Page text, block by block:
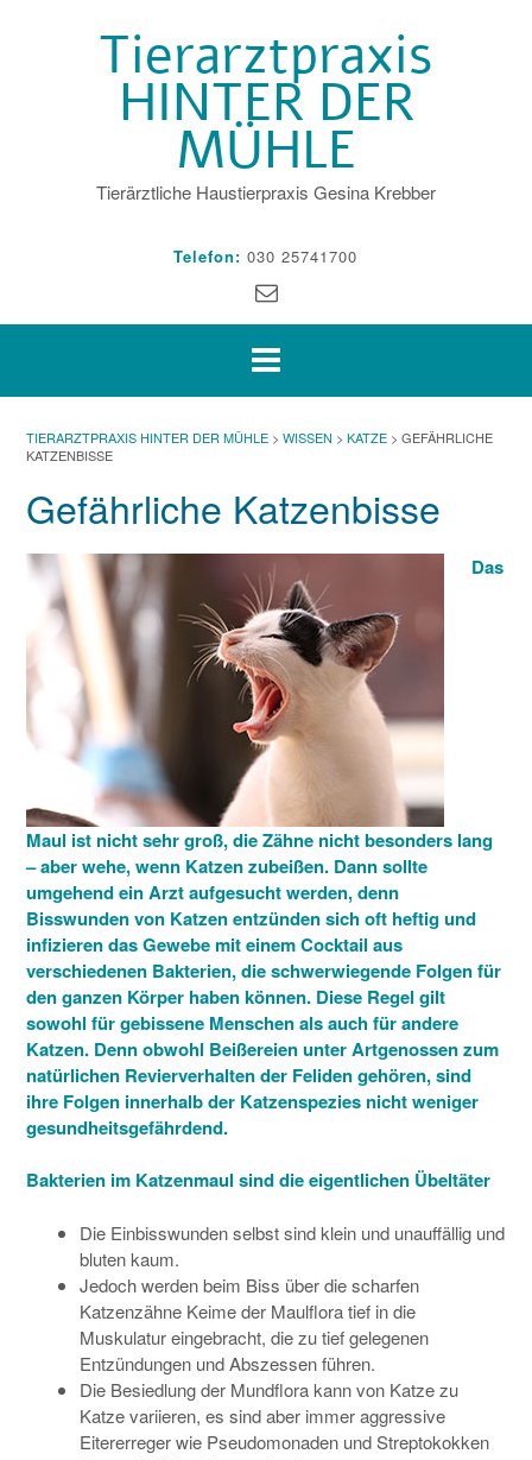
Tierarztpraxis
HINTER DER
MÜHLE
Tierärztliche Haustierpraxis Gesina Krebber
Telefon: 030 25741700
TIERARZTPRAXIS HINTER DER MÜHLE > WISSEN > KATZE > GEFÄHRLICHE
KATZENBISSE
Gefährliche Katzenbisse
Das
Maul ist nicht sehr groß, die Zähne nicht besonders lang
– aber wehe, wenn Katzen zubeißen. Dann sollte
umgehend ein Arzt aufgesucht werden, denn
Bisswunden von Katzen entzünden sich oft heftig und
infizieren das Gewebe mit einem Cocktail aus
verschiedenen Bakterien, die schwerwiegende Folgen für
den ganzen Körper haben können. Diese Regel gilt
sowohl für gebissene Menschen als auch für andere
Katzen. Denn obwohl Beißereien unter Artgenossen zum
natürlichen Revierverhalten der Feliden gehören, sind
ihre Folgen innerhalb der Katzenspezies nicht weniger
gesundheitsgefährdend.
Bakterien im Katzenmaul sind die eigentlichen Übeltäter
Die Einbisswunden selbst sind klein und unauffällig und
bluten kaum.
Jedoch werden beim Biss über die scharfen
Katzenzähne Keime der Maulflora tief in die
Muskulatur eingebracht, die zu tief gelegenen
Entzündungen und Abszessen führen.
Die Besiedlung der Mundflora kann von Katze zu
Katze variieren, es sind aber immer aggressive
Eitererreger wie Pseudomonaden und Streptokokken